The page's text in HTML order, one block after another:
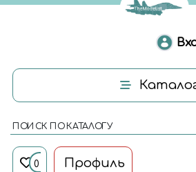
ПОИСК ПО КАТАЛОГУ
0 Профиль